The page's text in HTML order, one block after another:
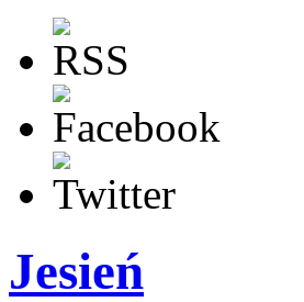
Jesień